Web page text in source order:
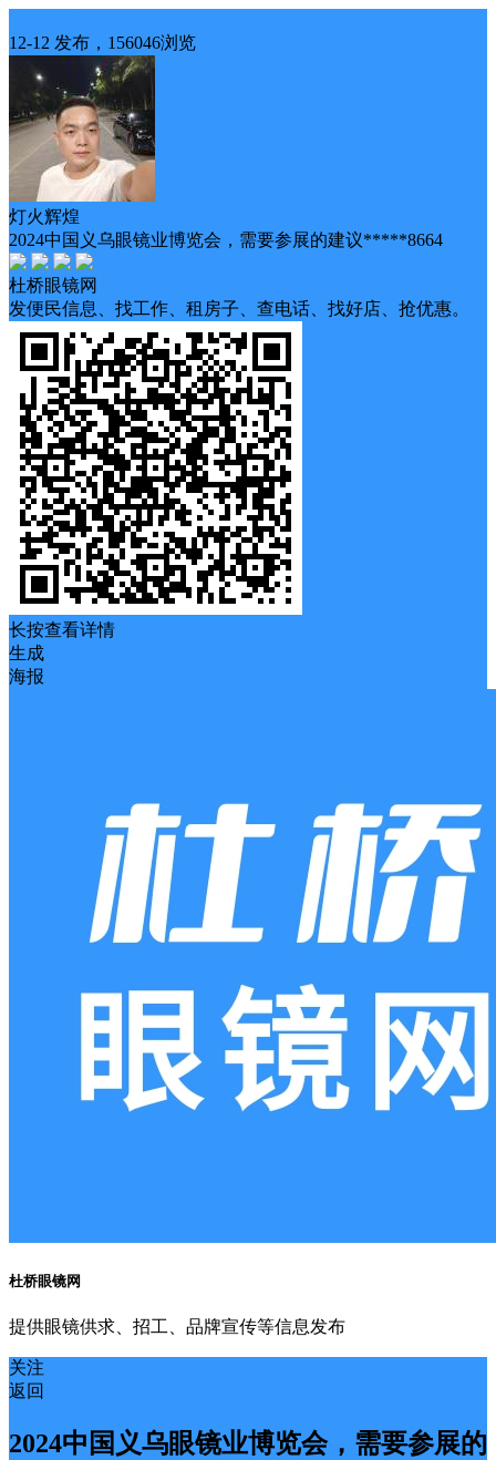
12-12 发布，156046浏览
灯火辉煌
2024中国义乌眼镜业博览会，需要参展的建议*****8664
杜桥眼镜网
发便民信息、找工作、租房子、查电话、找好店、抢优惠。
长按查看详情
生成
海报
杜桥眼镜网
提供眼镜供求、招工、品牌宣传等信息发布
关注
返回
2024中国义乌眼镜业博览会，需要参展的